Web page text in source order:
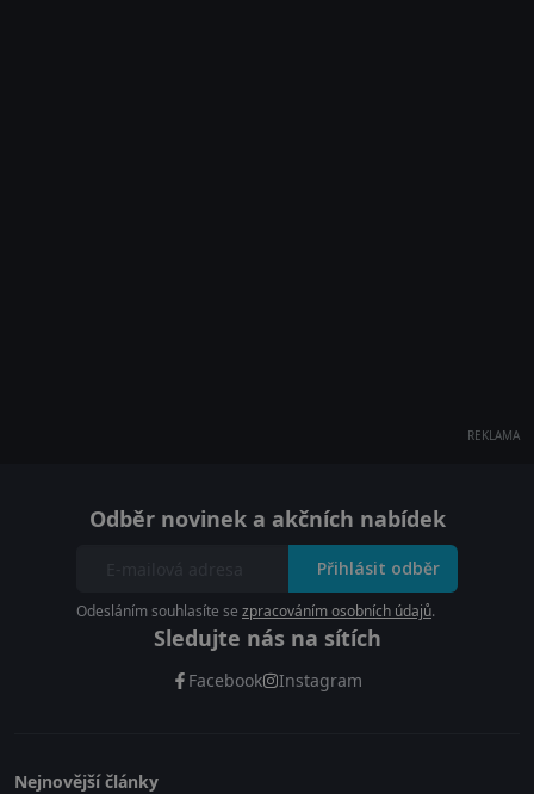
REKLAMA
Odběr novinek a akčních nabídek
Přihlásit odběr
Odesláním souhlasíte se zpracováním osobních údajů.
Sledujte nás na sítích
Facebook Instagram
Nejnovější články